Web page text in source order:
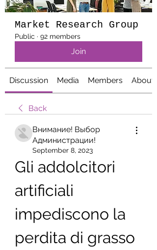
Market Research Group
Public · 92 members
Join
Discussion Media Members About
Back
Внимание! Выбор
Администрации!
September 8, 2023
Gli addolcitori
artificiali
impediscono la
perdita di grasso